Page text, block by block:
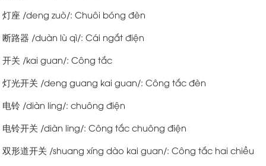
灯座 /deng zuò/: Chuôi bóng đèn
断路器 /duàn lù qì/: Cái ngắt điện
开关 /kai guan/: Công tắc
灯光开关 /deng guang kai guan/: Công tắc đèn
电铃 /diàn ling/: chuông điện
电铃开关 /diàn ling/: Công tắc chuông điện
双形道开关 /shuang xíng dào kai guan/: Công tắc hai chiều